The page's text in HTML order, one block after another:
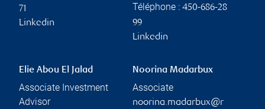
71
Linkedin
Téléphone : 450-686-28
99
Linkedin
Elie Abou El Jalad
Associate Investment
Advisor
Noorina Madarbux
Associate
noorina.madarbux@r